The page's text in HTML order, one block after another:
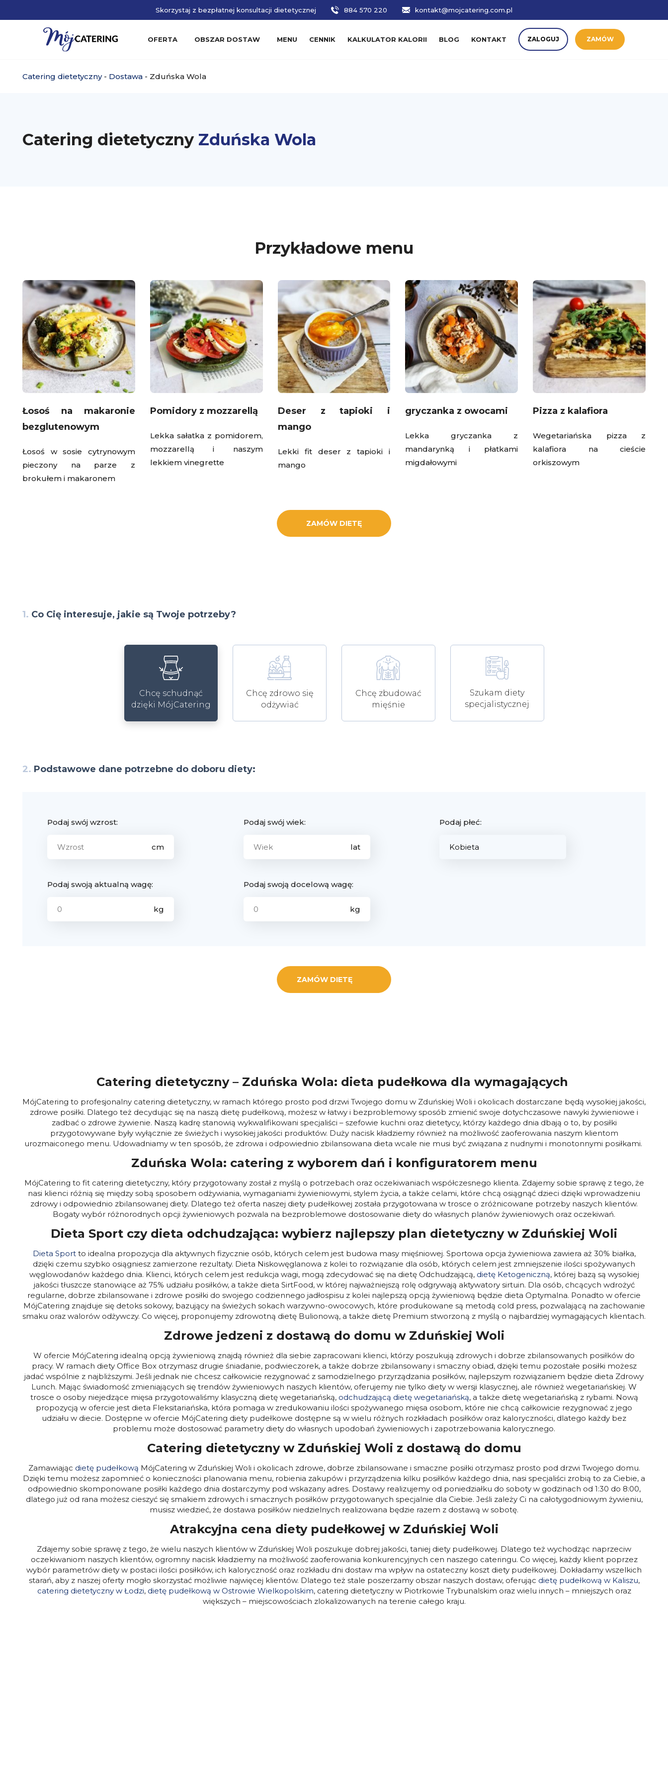
Skorzystaj z bezpłatnej konsultacji dietetycznej 884 570 220 kontakt@mojcatering.com.pl
OFERTA OBSZAR DOSTAW MENU CENNIK KALKULATOR KALORII BLOG KONTAKT ZALOGUJ ZAMÓW
Catering dietetyczny- Dostawa - Zduńska Wola
Catering dietetyczny Zduńska Wola
Przykładowe menu
Łosoś na makaronie
bezglutenowym
Łosoś w sosie cytrynowym
pieczony na parze z
brokułem i makaronem
Pomidory z mozzarellą
Lekka sałatka z pomidorem,
mozzarellą i naszym
lekkiem vinegrette
Deser z tapioki i
mango
Lekki fit deser z tapioki i
mango
gryczanka z owocami
Lekka gryczanka z
mandarynką i płatkami
migdałowymi
Pizza z kalafiora
Wegetariańska pizza z
kalafiora na cieście
orkiszowym
ZAMÓW DIETĘ
1. Co Cię interesuje, jakie są Twoje potrzeby?
Chcę schudnąć
dzięki MójCatering
Chcę zdrowo się
odżywiać
Chcę zbudować
mięśnie
Szukam diety
specjalistycznej
2. Podstawowe dane potrzebne do doboru diety:
Podaj swój wzrost: Podaj swój wiek: Podaj płeć:
Podaj swoją aktualną wagę: Podaj swoją docelową wagę:
ZAMÓW DIETĘ
Catering dietetyczny – Zduńska Wola: dieta pudełkowa dla wymagających
MójCatering to profesjonalny catering dietetyczny, w ramach którego prosto pod drzwi Twojego domu w Zduńskiej Woli i okolicach dostarczane będą wysokiej jakości,
zdrowe posiłki. Dlatego też decydując się na naszą dietę pudełkową, możesz w łatwy i bezproblemowy sposób zmienić swoje dotychczasowe nawyki żywieniowe i
zadbać o zdrowe żywienie. Naszą kadrę stanowią wykwalifikowani specjaliści – szefowie kuchni oraz dietetycy, którzy każdego dnia dbają o to, by posiłki
przygotowywane były wyłącznie ze świeżych i wysokiej jakości produktów. Duży nacisk kładziemy również na możliwość zaoferowania naszym klientom
urozmaiconego menu. Udowadniamy w ten sposób, że zdrowa i odpowiednio zbilansowana dieta wcale nie musi być związana z nudnymi i monotonnymi posiłkami.
Zduńska Wola: catering z wyborem dań i konfiguratorem menu
MójCatering to fit catering dietetyczny, który przygotowany został z myślą o potrzebach oraz oczekiwaniach współczesnego klienta. Zdajemy sobie sprawę z tego, że
nasi klienci różnią się między sobą sposobem odżywiania, wymaganiami żywieniowymi, stylem życia, a także celami, które chcą osiągnąć dzieci dzięki wprowadzeniu
zdrowy i odpowiednio zbilansowanej diety. Dlatego też oferta naszej diety pudełkowej została przygotowana w trosce o zróżnicowane potrzeby naszych klientów.
Bogaty wybór różnorodnych opcji żywieniowych pozwala na bezproblemowe dostosowanie diety do własnych planów żywieniowych oraz oczekiwań.
Dieta Sport czy dieta odchudzająca: wybierz najlepszy plan dietetyczny w Zduńskiej Woli
Dieta Sportto idealna propozycja dla aktywnych fizycznie osób, których celem jest budowa masy mięśniowej. Sportowa opcja żywieniowa zawiera aż 30% białka,
dzięki czemu szybko osiągniesz zamierzone rezultaty. Dieta Niskowęglanowa z kolei to rozwiązanie dla osób, których celem jest zmniejszenie ilości spożywanych
węglowodanów każdego dnia. Klienci, których celem jest redukcja wagi, mogą zdecydować się na dietę Odchudzającą, dietę Ketogeniczną, której bazą są wysokiej
jakości tłuszcze stanowiące aż 75% udziału posiłków, a także dieta SirtFood, w której najważniejszą rolę odgrywają aktywatory sirtuin. Dla osób, chcących wdrożyć
regularne, dobrze zbilansowane i zdrowe posiłki do swojego codziennego jadłospisu z kolei najlepszą opcją żywieniową będzie dieta Optymalna. Ponadto w ofercie
MójCatering znajduje się detoks sokowy, bazujący na świeżych sokach warzywno-owocowych, które produkowane są metodą cold press, pozwalającą na zachowanie
smaku oraz walorów odżywczy. Co więcej, proponujemy zdrowotną dietę Bulionową, a także dietę Premium stworzoną z myślą o najbardziej wymagających klientach.
Zdrowe jedzeni z dostawą do domu w Zduńskiej Woli
W ofercie MójCatering idealną opcją żywieniową znajdą również dla siebie zapracowani klienci, którzy poszukują zdrowych i dobrze zbilansowanych posiłków do
pracy. W ramach diety Office Box otrzymasz drugie śniadanie, podwieczorek, a także dobrze zbilansowany i smaczny obiad, dzięki temu pozostałe posiłki możesz
jadać wspólnie z najbliższymi. Jeśli jednak nie chcesz całkowicie rezygnować z samodzielnego przyrządzania posiłków, najlepszym rozwiązaniem będzie dieta Zdrowy
Lunch. Mając świadomość zmieniających się trendów żywieniowych naszych klientów, oferujemy nie tylko diety w wersji klasycznej, ale również wegetariańskiej. W
trosce o osoby niejedzące mięsa przygotowaliśmy klasyczną dietę wegetariańską, odchudzającą dietę wegetariańską, a także dietę wegetariańską z rybami. Nową
propozycją w ofercie jest dieta Fleksitariańska, która pomaga w zredukowaniu ilości spożywanego mięsa osobom, które nie chcą całkowicie rezygnować z jego
udziału w diecie. Dostępne w ofercie MójCatering diety pudełkowe dostępne są w wielu różnych rozkładach posiłków oraz kaloryczności, dlatego każdy bez
problemu może dostosować parametry diety do własnych upodobań żywieniowych i zapotrzebowania kalorycznego.
Catering dietetyczny w Zduńskiej Woli z dostawą do domu
Zamawiając dietę pudełkową MójCatering w Zduńskiej Woli i okolicach zdrowe, dobrze zbilansowane i smaczne posiłki otrzymasz prosto pod drzwi Twojego domu.
Dzięki temu możesz zapomnieć o konieczności planowania menu, robienia zakupów i przyrządzenia kilku posiłków każdego dnia, nasi specjaliści zrobią to za Ciebie, a
odpowiednio skomponowane posiłki każdego dnia dostarczymy pod wskazany adres. Dostawy realizujemy od poniedziałku do soboty w godzinach od 1:30 do 8:00,
dlatego już od rana możesz cieszyć się smakiem zdrowych i smacznych posiłków przygotowanych specjalnie dla Ciebie. Jeśli zależy Ci na całotygodniowym żywieniu,
musisz wiedzieć, że dostawa posiłków niedzielnych realizowana będzie razem z dostawą w sobotę.
Atrakcyjna cena diety pudełkowej w Zduńskiej Woli
Zdajemy sobie sprawę z tego, że wielu naszych klientów w Zduńskiej Woli poszukuje dobrej jakości, taniej diety pudełkowej. Dlatego też wychodząc naprzeciw
oczekiwaniom naszych klientów, ogromny nacisk kładziemy na możliwość zaoferowania konkurencyjnych cen naszego cateringu. Co więcej, każdy klient poprzez
wybór parametrów diety w postaci ilości posiłków, ich kaloryczność oraz rozkładu dni dostaw ma wpływ na ostateczny koszt diety pudełkowej. Dokładamy wszelkich
starań, aby z naszej oferty mogło skorzystać możliwie najwięcej klientów. Dlatego też stale poszerzamy obszar naszych dostaw, oferując dietę pudełkową w Kaliszu,
catering dietetyczny w Łodzi, dietę pudełkową w Ostrowie Wielkopolskim, catering dietetyczny w Piotrkowie Trybunalskim oraz wielu innych – mniejszych oraz
większych – miejscowościach zlokalizowanych na terenie całego kraju.